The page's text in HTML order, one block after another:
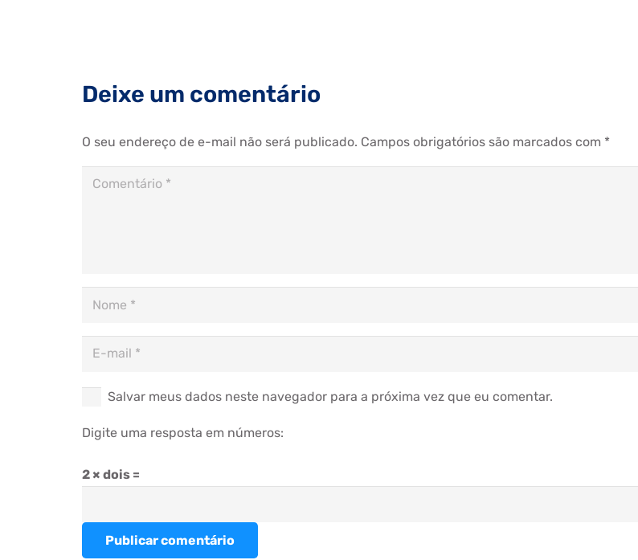
Deixe um comentário
O seu endereço de e-mail não será publicado. Campos obrigatórios são marcados com *
Salvar meus dados neste navegador para a próxima vez que eu comentar.
Digite uma resposta em números:
2 × dois =
Publicar comentário